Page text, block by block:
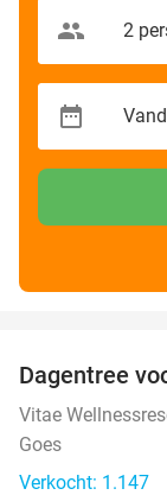
Dagentree
Vitae
Goes
Verkocht: 1.147